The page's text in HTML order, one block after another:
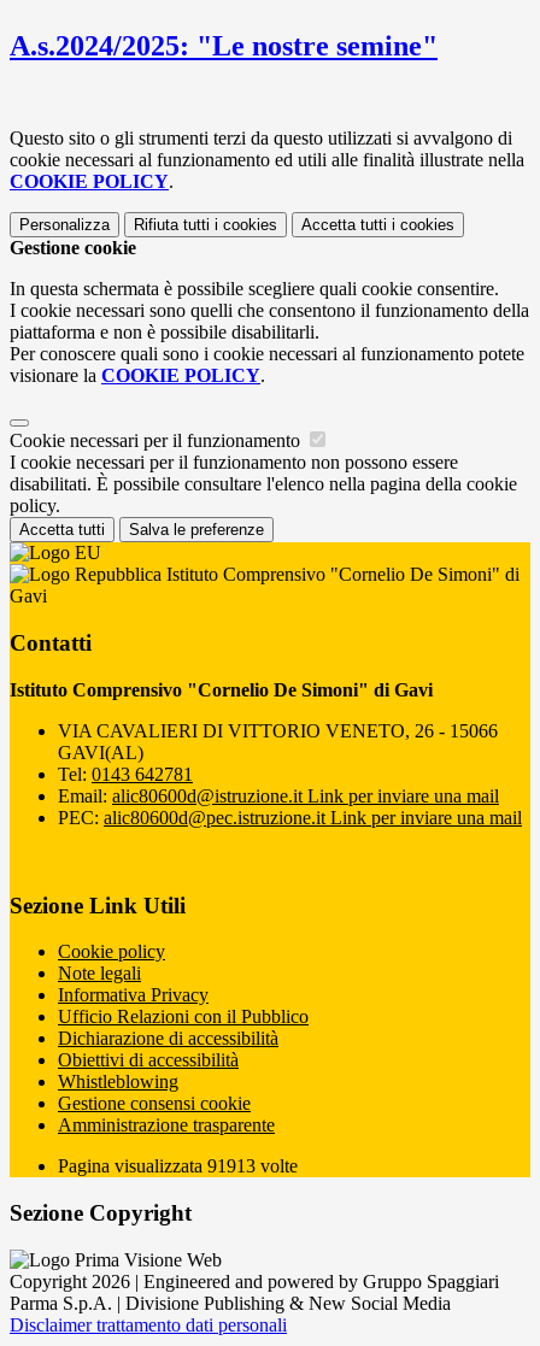
A.s.2024/2025: "Le nostre semine"
Questo sito o gli strumenti terzi da questo utilizzati si avvalgono di
cookie necessari al funzionamento ed utili alle finalità illustrate nella
COOKIE POLICY.
Personalizza Rifiuta tutti i cookies Accetta tutti i cookies
Gestione cookie
In questa schermata è possibile scegliere quali cookie consentire.
I cookie necessari sono quelli che consentono il funzionamento della
piattaforma e non è possibile disabilitarli.
Per conoscere quali sono i cookie necessari al funzionamento potete
visionare la COOKIE POLICY.
Cookie necessari per il funzionamento
I cookie necessari per il funzionamento non possono essere
disabilitati. È possibile consultare l'elenco nella pagina della cookie
policy.
Accetta tutti Salva le preferenze
Istituto Comprensivo "Cornelio De Simoni" di
Gavi
Contatti
Istituto Comprensivo "Cornelio De Simoni" di Gavi
VIA CAVALIERI DI VITTORIO VENETO, 26 - 15066
GAVI(AL)
Tel: 0143 642781
Email: alic80600d@istruzione.it Link per inviare una mail
PEC: alic80600d@pec.istruzione.it Link per inviare una mail
Sezione Link Utili
Cookie policy
Note legali
Informativa Privacy
Ufficio Relazioni con il Pubblico
Dichiarazione di accessibilità
Obiettivi di accessibilità
Whistleblowing
Gestione consensi cookie
Amministrazione trasparente
Pagina visualizzata 91913 volte
Sezione Copyright
Copyright 2026 | Engineered and powered by Gruppo Spaggiari
Parma S.p.A. | Divisione Publishing & New Social Media
Disclaimer trattamento dati personali